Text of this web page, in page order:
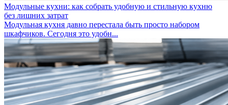
Модульные кухни: как собрать удобную и стильную кухню
без лишних затрат
Модульная кухня давно перестала быть просто набором
шкафчиков. Сегодня это удобн...